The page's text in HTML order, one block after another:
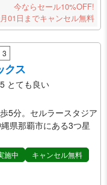
今ならセール10%OFF!
01日までキャンセル無料
3
クス
とても良い
5分。セルラースタジア
県那覇市にある3つ星
施中
キャンセル無料